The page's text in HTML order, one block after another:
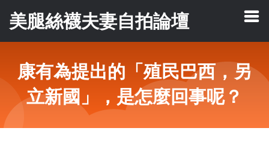
美腿絲襪夫妻自拍論壇
康有為提出的「殖民巴西，另
立新國」，是怎麼回事呢？